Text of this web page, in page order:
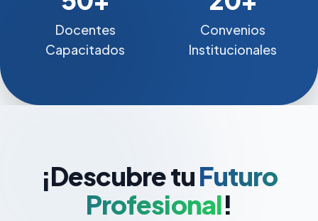
Docentes
Capacitados
Convenios
Institucionales
¡Descubre tuFuturo
Profesional!